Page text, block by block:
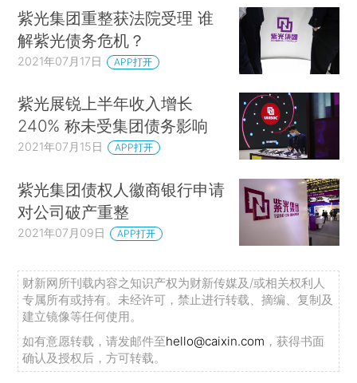
紫光集团重整获法院受理 谁
解紫光债务危机？
2021年07月17日 APP打开
紫光展锐上半年收入增长
240% 称未受集团债务影响
2021年07月15日 APP打开
紫光集团债权人徽商银行申请
对公司破产重整
2021年07月09日 APP打开
财新网所刊载内容之知识产权为财新传媒及/或相关权利人
专属所有或持有。未经许可，禁止进行转载、摘编、复制及
建立镜像等任何使用。
如有意愿转载，请发邮件至hello@caixin.com ，获得书面
确认及授权后，方可转载。